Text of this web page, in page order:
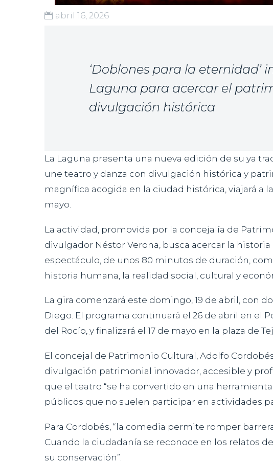
abril 16, 2026
‘Doblones para la eternidad’
Laguna para acercar el
divulgación histórica
La Laguna presenta una nueva edición de su ya
une teatro y danza con divulgación histórica y
magnífica acogida en la ciudad histórica, viajará
mayo.
La actividad, promovida por la concejalía de
divulgador Néstor Verona, busca acercar la
espectáculo, de unos 80 minutos de duración,
historia humana, la realidad social, cultural y
La gira comenzará este domingo, 19 de abril, con
Diego. El programa continuará el 26 de abril en el
del Rocío, y finalizará el 17 de mayo en la plaza de
El concejal de Patrimonio Cultural, Adolfo
divulgación patrimonial innovador, accesible y
que el teatro “se ha convertido en una
públicos que no suelen participar en actividades
Para Cordobés, “la comedia permite romper
Cuando la ciudadanía se reconoce en los relatos
su conservación”.